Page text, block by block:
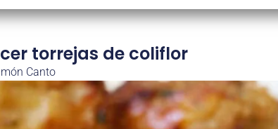
torrejas de coliflor
Canto